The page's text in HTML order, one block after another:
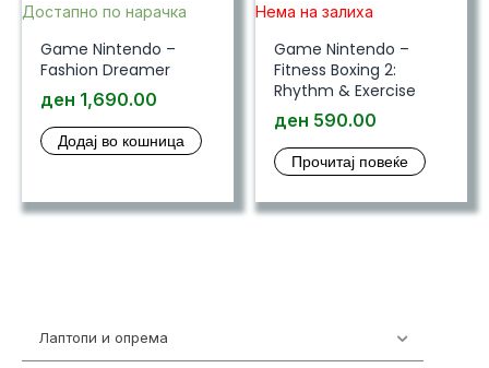
Лаптопи и опрема
Достапно по нарачка
Game Nintendo –
Fashion Dreamer
ден 1,690.00
Додај во кошница
Нема на залиха
Game Nintendo –
Fitness Boxing 2:
Rhythm & Exercise
ден 590.00
Прочитај повеќе